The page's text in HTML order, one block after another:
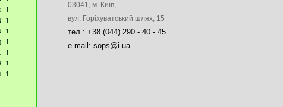
03041, м. Київ,
вул. Горіхуватський шлях, 15
тел.: +38 (044) 290 - 40 - 45
e-mail: sops@i.ua